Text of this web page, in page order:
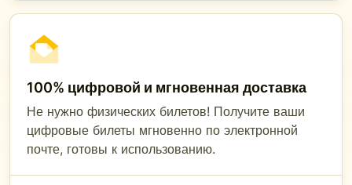
100% цифровой и мгновенная доставка
Не нужно физических билетов! Получите ваши
цифровые билеты мгновенно по электронной
почте, готовы к использованию.